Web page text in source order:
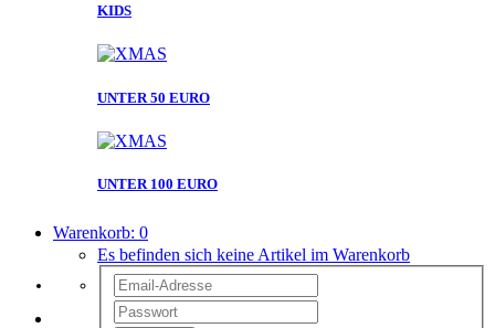
KIDS
UNTER 50 EURO
UNTER 100 EURO
Warenkorb: 0
Es befinden sich keine Artikel im Warenkorb